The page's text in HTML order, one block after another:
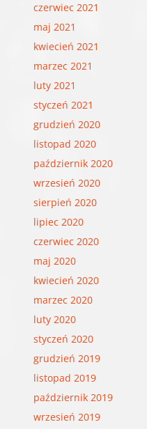
czerwiec 2021
maj 2021
kwiecień 2021
marzec 2021
luty 2021
styczeń 2021
grudzień 2020
listopad 2020
październik 2020
wrzesień 2020
sierpień 2020
lipiec 2020
czerwiec 2020
maj 2020
kwiecień 2020
marzec 2020
luty 2020
styczeń 2020
grudzień 2019
listopad 2019
październik 2019
wrzesień 2019